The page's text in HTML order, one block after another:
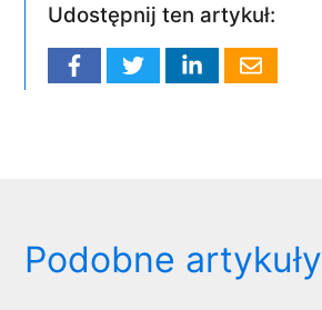
Udostępnij ten artykuł:
Podobne artykuły